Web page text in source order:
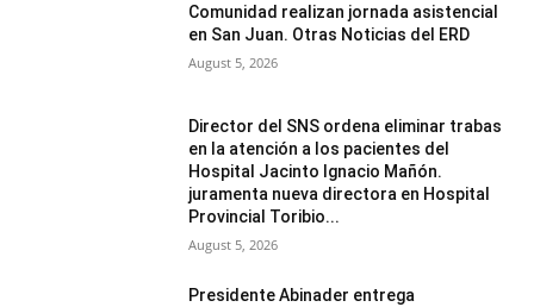
Comunidad realizan jornada asistencial
en San Juan. Otras Noticias del ERD
August 5, 2026
Director del SNS ordena eliminar trabas
en la atención a los pacientes del
Hospital Jacinto Ignacio Mañón.
juramenta nueva directora en Hospital
Provincial Toribio...
August 5, 2026
Presidente Abinader entrega